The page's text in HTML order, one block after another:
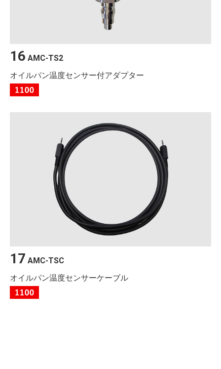
16 AMC-TS2
オイルパン温度センサー付アダプター
17 AMC-TSC
オイルパン温度センサーケーブル